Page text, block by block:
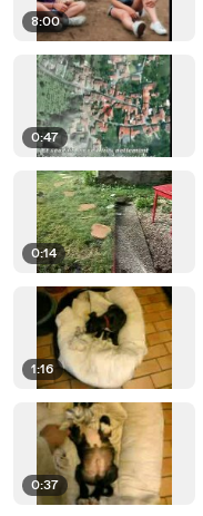
8:00
0:47
0:14
1:16
0:37